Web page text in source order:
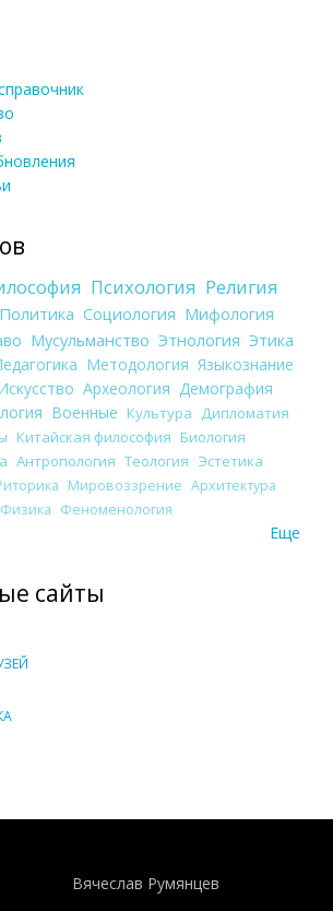
Психология Религия
Политика Социология Мифология
Мусульманство Этнология Этика
Методология Языкознание
Археология Демография
Военные Культура
Дипломатия
Китайская философия Биология
Антропология Теология Эстетика
Мировоззрение Архитектура
Физика Феноменология
Еще
сайты
Вячеслав Румянцев